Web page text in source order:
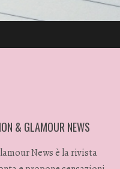
& GLAMOUR NEWS
News è la rivista